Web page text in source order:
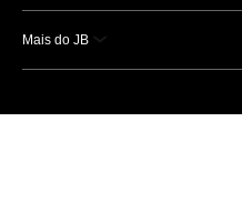
Mais do JB
Esportes